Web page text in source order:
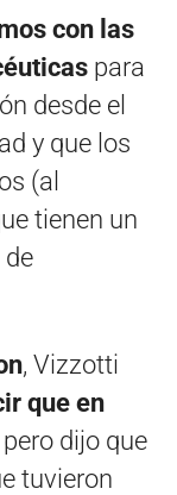
con las
para
desde el
y que los
(al
tienen un
, Vizzotti
que en
pero dijo que
tuvieron